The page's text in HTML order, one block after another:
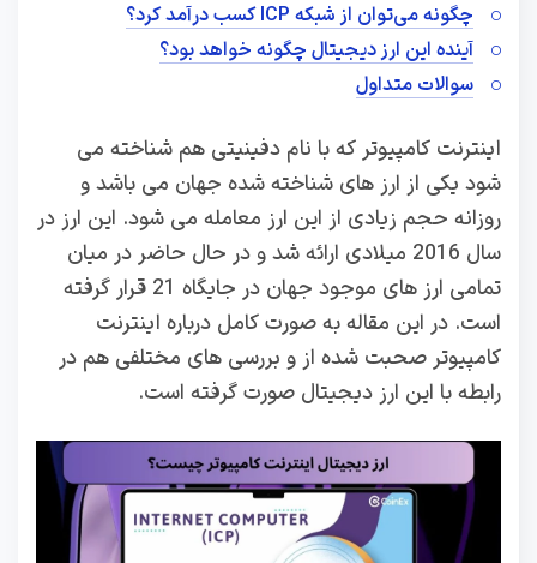
چگونه می‌توان از شبکه ICP کسب درآمد کرد؟
آینده این ارز دیجیتال چگونه خواهد بود؟
سوالات متداول
اینترنت کامپیوتر که با نام دفینیتی هم شناخته می
شود یکی از ارز های شناخته شده جهان می باشد و
روزانه حجم زیادی از این ارز معامله می شود. این ارز در
سال 2016 میلادی ارائه شد و در حال حاضر در میان
تمامی ارز های موجود جهان در جایگاه 21 قرار گرفته
است. در این مقاله به صورت کامل درباره اینترنت
کامپیوتر صحبت شده از و بررسی های مختلفی هم در
رابطه با این ارز دیجیتال صورت گرفته است.